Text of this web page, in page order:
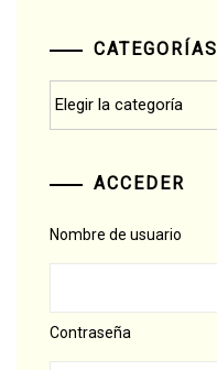
CATEGORÍAS
ACCEDER
Nombre de usuario
Contraseña